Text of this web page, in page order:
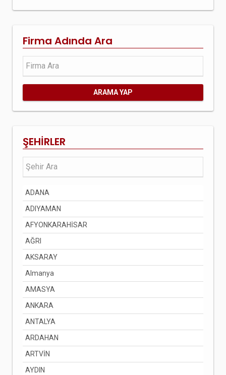
Firma Adında Ara
ARAMA YAP
ŞEHİRLER
ADANA
ADIYAMAN
AFYONKARAHİSAR
AĞRI
AKSARAY
Almanya
AMASYA
ANKARA
ANTALYA
ARDAHAN
ARTVİN
AYDIN